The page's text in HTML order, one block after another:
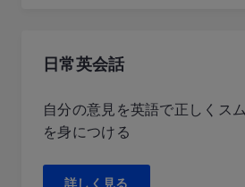
日常英会話
自分の意見を英語で正しくス
を身につける
詳しく見る